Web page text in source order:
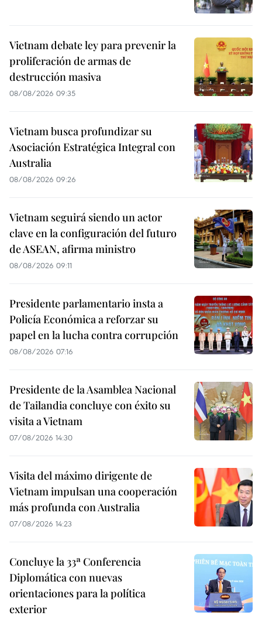
Vietnam debate ley para prevenir la
proliferación de armas de
destrucción masiva
08/08/2026 09:35
Vietnam busca profundizar su
Asociación Estratégica Integral con
Australia
08/08/2026 09:26
Vietnam seguirá siendo un actor
clave en la configuración del futuro
de ASEAN, afirma ministro
08/08/2026 09:11
Presidente parlamentario insta a
Policía Económica a reforzar su
papel en la lucha contra corrupción
08/08/2026 07:16
Presidente de la Asamblea Nacional
de Tailandia concluye con éxito su
visita a Vietnam
07/08/2026 14:30
Visita del máximo dirigente de
Vietnam impulsan una cooperación
más profunda con Australia
07/08/2026 14:23
Concluye la 33ª Conferencia
Diplomática con nuevas
orientaciones para la política
exterior